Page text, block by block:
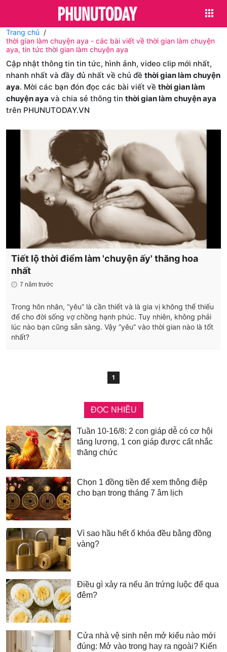
Trang chủ
thời gian làm chuyện aya - các bài viết về thời gian làm chuyện
aya, tin tức thời gian làm chuyện aya
Cập nhật thông tin tin tức, hình ảnh, video clip mới nhất,
nhanh nhất và đầy đủ nhất về chủ đề thời gian làm chuyện
aya. Mời các bạn đón đọc các bài viết về thời gian làm
chuyện aya và chia sẻ thông tin thời gian làm chuyện aya
trên PHUNUTODAY.VN
Tiết lộ thời điểm làm 'chuyện ấy' thăng hoa
nhất
7 năm trước
Trong hôn nhân, “yêu” là cần thiết và là gia vị không thể thiếu
để cho đời sống vợ chồng hạnh phúc. Tuy nhiên, không phải
lúc nào bạn cũng sẵn sàng. Vậy “yêu” vào thời gian nào là tốt
nhất?
1
ĐỌC NHIỀU
Tuần 10-16/8: 2 con giáp dễ có cơ hội
tăng lương, 1 con giáp được cất nhắc
thăng chức
Chọn 1 đồng tiền để xem thông điệp
cho bạn trong tháng 7 âm lịch
Vì sao hầu hết ổ khóa đều bằng đồng
vàng?
Điều gì xảy ra nếu ăn trứng luộc để qua
đêm?
Cửa nhà vệ sinh nên mở kiểu nào mới
đúng: Mở vào trong hay ra ngoài? Kiến